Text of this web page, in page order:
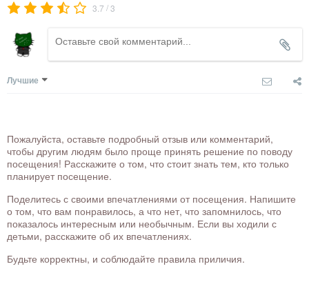
3.7 /3
Лучшие
Пожалуйста, оставьте подробный отзыв или комментарий,
чтобы другим людям было проще принять решение по поводу
посещения! Расскажите о том, что стоит знать тем, кто только
планирует посещение.
Поделитесь с своими впечатлениями от посещения. Напишите
о том, что вам понравилось, а что нет, что запомнилось, что
показалось интересным или необычным. Если вы ходили с
детьми, расскажите об их впечатлениях.
Будьте корректны, и соблюдайте правила приличия.